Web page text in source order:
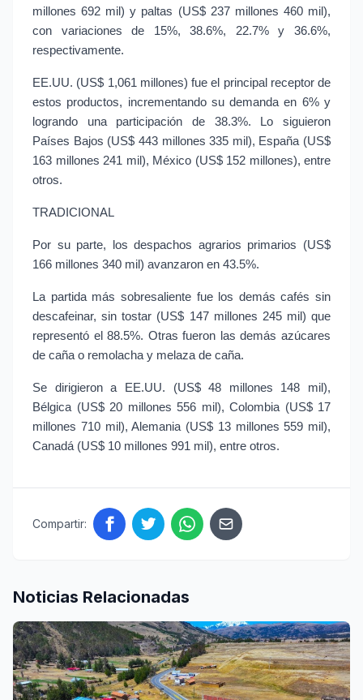
millones 692 mil) y paltas (US$ 237 millones 460 mil),
con variaciones de 15%, 38.6%, 22.7% y 36.6%,
respectivamente.
EE.UU. (US$ 1,061 millones) fue el principal receptor de
estos productos, incrementando su demanda en 6% y
logrando una participación de 38.3%. Lo siguieron
Países Bajos (US$ 443 millones 335 mil), España (US$
163 millones 241 mil), México (US$ 152 millones), entre
otros.
TRADICIONAL
Por su parte, los despachos agrarios primarios (US$
166 millones 340 mil) avanzaron en 43.5%.
La partida más sobresaliente fue los demás cafés sin
descafeinar, sin tostar (US$ 147 millones 245 mil) que
representó el 88.5%. Otras fueron las demás azúcares
de caña o remolacha y melaza de caña.
Se dirigieron a EE.UU. (US$ 48 millones 148 mil),
Bélgica (US$ 20 millones 556 mil), Colombia (US$ 17
millones 710 mil), Alemania (US$ 13 millones 559 mil),
Canadá (US$ 10 millones 991 mil), entre otros.
Compartir:
Noticias Relacionadas